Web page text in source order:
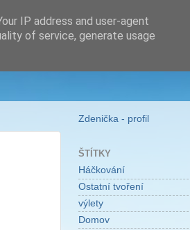
Zdenička - profil
ŠTÍTKY
Háčkování
Ostatní tvoření
výlety
Domov
IP address and user-agent
of service, generate usage